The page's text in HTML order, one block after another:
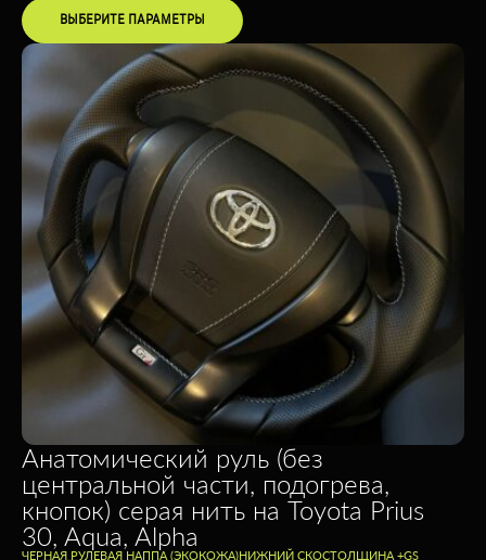
ВЫБЕРИТЕ ПАРАМЕТРЫ
Анатомический руль (без
центральной части, подогрева,
кнопок) серая нить на Toyota Prius
30, Aqua, Alpha
ЧЕРНАЯ РУЛЕВАЯ НАППА (ЭКОКОЖА)НИЖНИЙ СКОСТОЛЩИНА +GS